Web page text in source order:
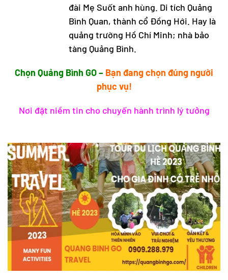
đài Mẹ Suốt anh hùng. Di tích Quảng
Bình Quan, thành cổ Đồng Hới. Hay là
quảng trường Hồ Chí Minh; nhà bảo
tàng Quảng Bình.
Chọn Quảng Bình GO – Bạn đang chọn đúng người
phục vụ!
Nơi đặt niềm tin cho chuyến hành trình lý tưởng